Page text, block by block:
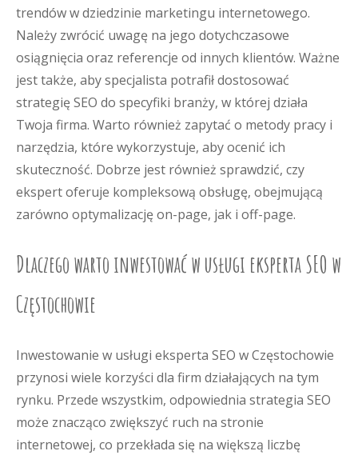
trendów w dziedzinie marketingu internetowego.
Należy zwrócić uwagę na jego dotychczasowe
osiągnięcia oraz referencje od innych klientów. Ważne
jest także, aby specjalista potrafił dostosować
strategię SEO do specyfiki branży, w której działa
Twoja firma. Warto również zapytać o metody pracy i
narzędzia, które wykorzystuje, aby ocenić ich
skuteczność. Dobrze jest również sprawdzić, czy
ekspert oferuje kompleksową obsługę, obejmującą
zarówno optymalizację on-page, jak i off-page.
Dlaczego warto inwestować w usługi eksperta SEO w
Częstochowie
Inwestowanie w usługi eksperta SEO w Częstochowie
przynosi wiele korzyści dla firm działających na tym
rynku. Przede wszystkim, odpowiednia strategia SEO
może znacząco zwiększyć ruch na stronie
internetowej, co przekłada się na większą liczbę